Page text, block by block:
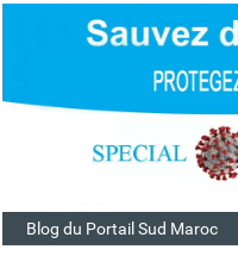
Blog du Portail Sud Maroc